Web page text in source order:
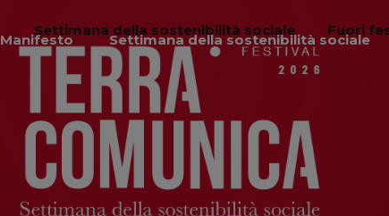
Manifesto Settimana della sostenibilità sociale
Settimana della sostenibilità sociale Fuori